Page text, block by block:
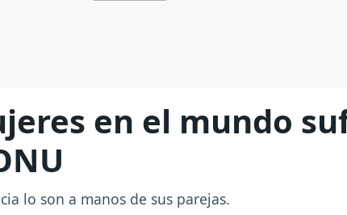
en el mundo
lo son a manos de sus parejas.